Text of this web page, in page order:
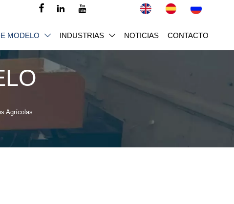
Agrícolas
  
MODELO  INDUSTRIAS  NOTICIAS CONTACTO